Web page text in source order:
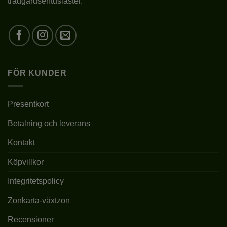
BLOMFÄRG
BESKÄRNING
PLANTERINGSTID
FÖR KUNDER
Presentkort
Betalning och leverans
Kontakt
Köpvillkor
Integritetspolicy
Zonkarta-växtzon
Recensioner